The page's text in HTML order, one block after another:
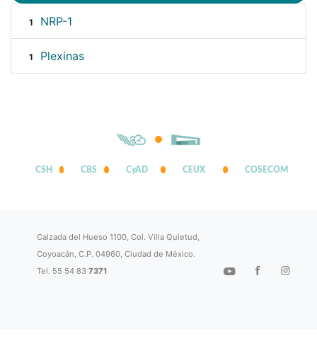
1 NRP-1
1 Plexinas
CSH CBS CyAD CEUX COSECOM
Calzada del Hueso 1100, Col. Villa Quietud,
Coyoacán, C.P. 04960, Ciudad de México.
Tel. 55 54 837371